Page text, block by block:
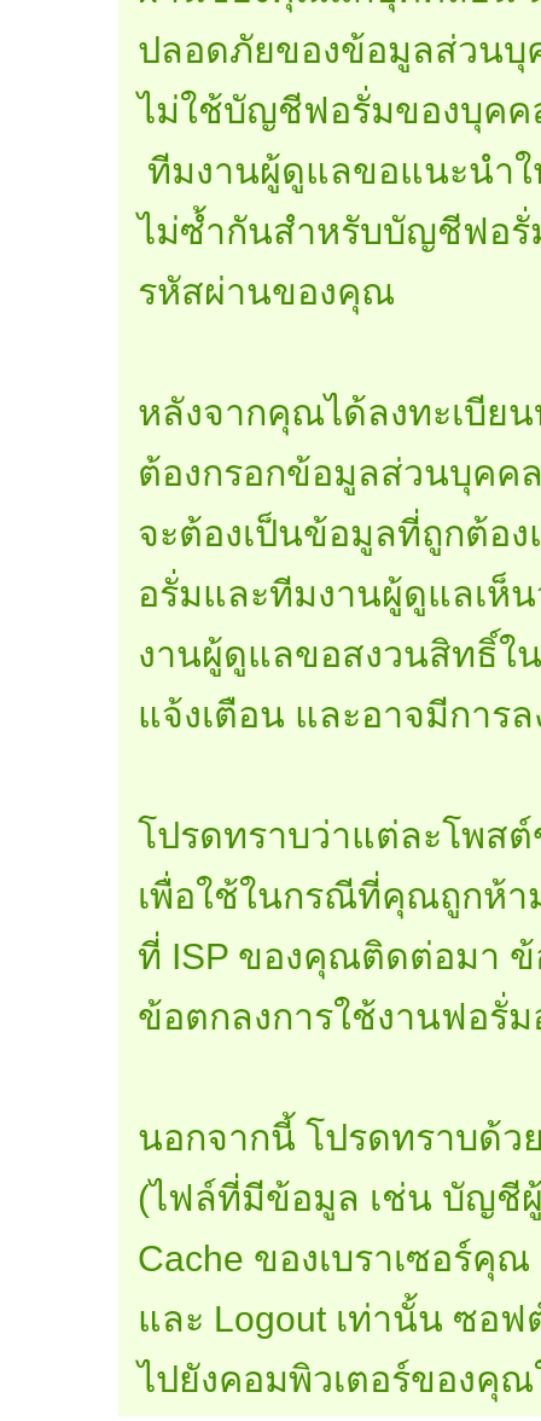
ปลอดภัยของข้อมูลส่วน
ไม่ใช้บัญชีฟอรั่มของบุคค
ทีมงานผู้ดูแลขอแนะนำ
ไม่ซ้ำกันสำหรับบัญชีฟอ
รหัสผ่านของคุณ
หลังจากคุณได้ลงทะเบี
ต้องกรอกข้อมูลส่วนบุคค
จะต้องเป็นข้อมูลที่ถูกต้อ
อรั่มและทีมงานผู้ดูแลเห็
งานผู้ดูแลขอสงวนสิทธิ์ใ
แจ้งเตือน และอาจมีการ
โปรดทราบว่าแต่ละโพส
เพื่อใช้ในกรณีที่คุณถูกห้า
ที่ ISP ของคุณติดต่อมา
ข้อตกลงการใช้งานฟอรั่
นอกจากนี้ โปรดทราบด้ว
(ไฟล์ที่มีข้อมูล เช่น บัญชี
Cache ของเบราเซอร์คุ
และ Logout เท่านั้น ซอ
ไปยังคอมพิวเตอร์ของคุ